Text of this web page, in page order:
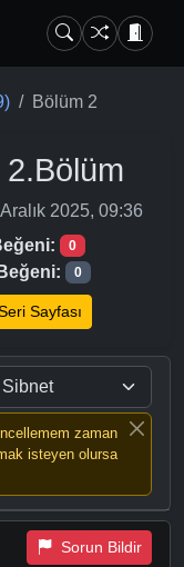
Bölüm 2
2.Bölüm
2025, 09:36
0
0
Sayfası
zaman
isteyen olursa
Sorun Bildir